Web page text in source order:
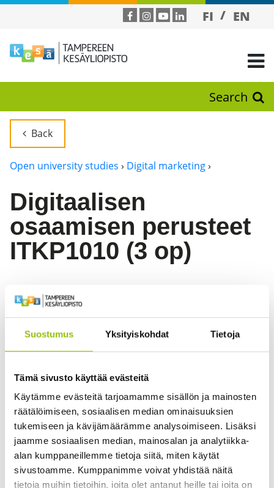
Suostumus Yksityiskohdat Tietoja
Tämä sivusto käyttää evästeitä
Käytämme evästeitä tarjoamamme sisällön ja mainosten
räätälöimiseen, sosiaalisen median ominaisuuksien
tukemiseen ja kävijämäärämme analysoimiseen. Lisäksi
jaamme sosiaalisen median, mainosalan ja analytiikka-
alan kumppaneillemme tietoja siitä, miten käytät
sivustoamme. Kumppanimme voivat yhdistää näitä
tietoja muihin tietoihin, joita olet antanut heille tai joita on
FI EN
Search
Back
Open university studies › Digital marketing›
Digitaalisen
osaamisen perusteet
ITKP1010 (3 op)
The course belongs to the following
module
Digimarkkinoinnin opintokokonaisuus 17 op
löytyvät ainoastaansuomenkieliseltä sivuiltamme
This course is taught in Finnish, so the information is
availableonly in Finnish.